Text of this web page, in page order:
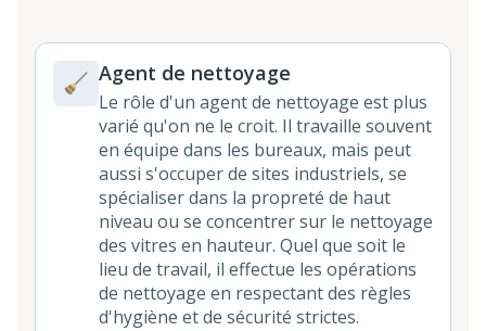
Agent de nettoyage
Le rôle d'un agent de nettoyage est plus
varié qu'on ne le croit. Il travaille souvent
en équipe dans les bureaux, mais peut
aussi s'occuper de sites industriels, se
spécialiser dans la propreté de haut
niveau ou se concentrer sur le nettoyage
des vitres en hauteur. Quel que soit le
lieu de travail, il effectue les opérations
de nettoyage en respectant des règles
d'hygiène et de sécurité strictes.